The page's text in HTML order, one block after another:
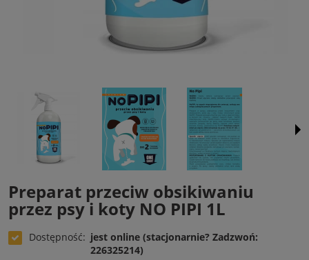
Preparat przeciw obsikiwaniu
przez psy i koty NO PIPI 1L
Dostępność: jest online (stacjonarnie? Zadzwoń:
226325214)